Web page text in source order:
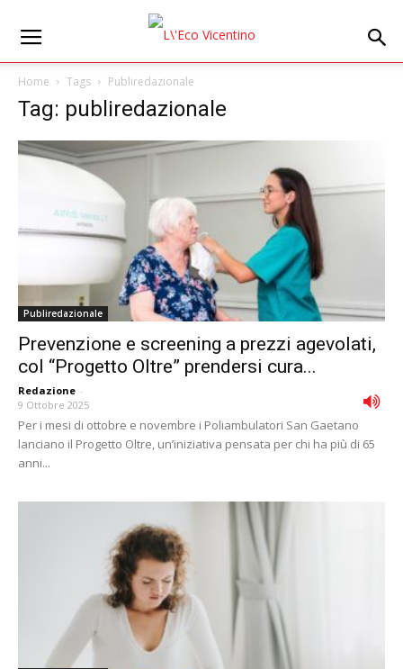
Home Tags Publiredazionale
Tag: publiredazionale
Publiredazionale
Prevenzione e screening a prezzi agevolati,
col “Progetto Oltre” prendersi cura...
Redazione -
9 Ottobre 2025
Per i mesi di ottobre e novembre i Poliambulatori San Gaetano
lanciano il Progetto Oltre, un’iniziativa pensata per chi ha più di 65
anni...